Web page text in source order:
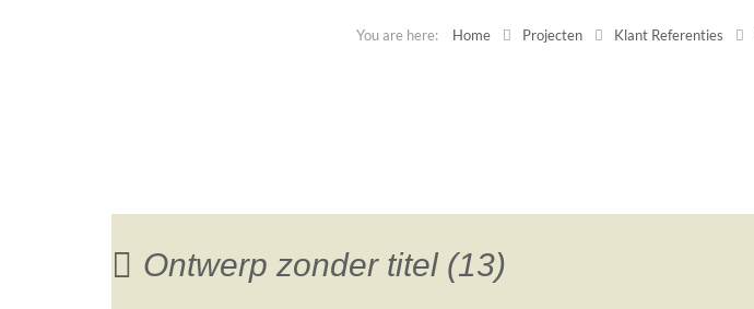
Home Projecten Klant Referenties
Ontwerp zonder titel (13)